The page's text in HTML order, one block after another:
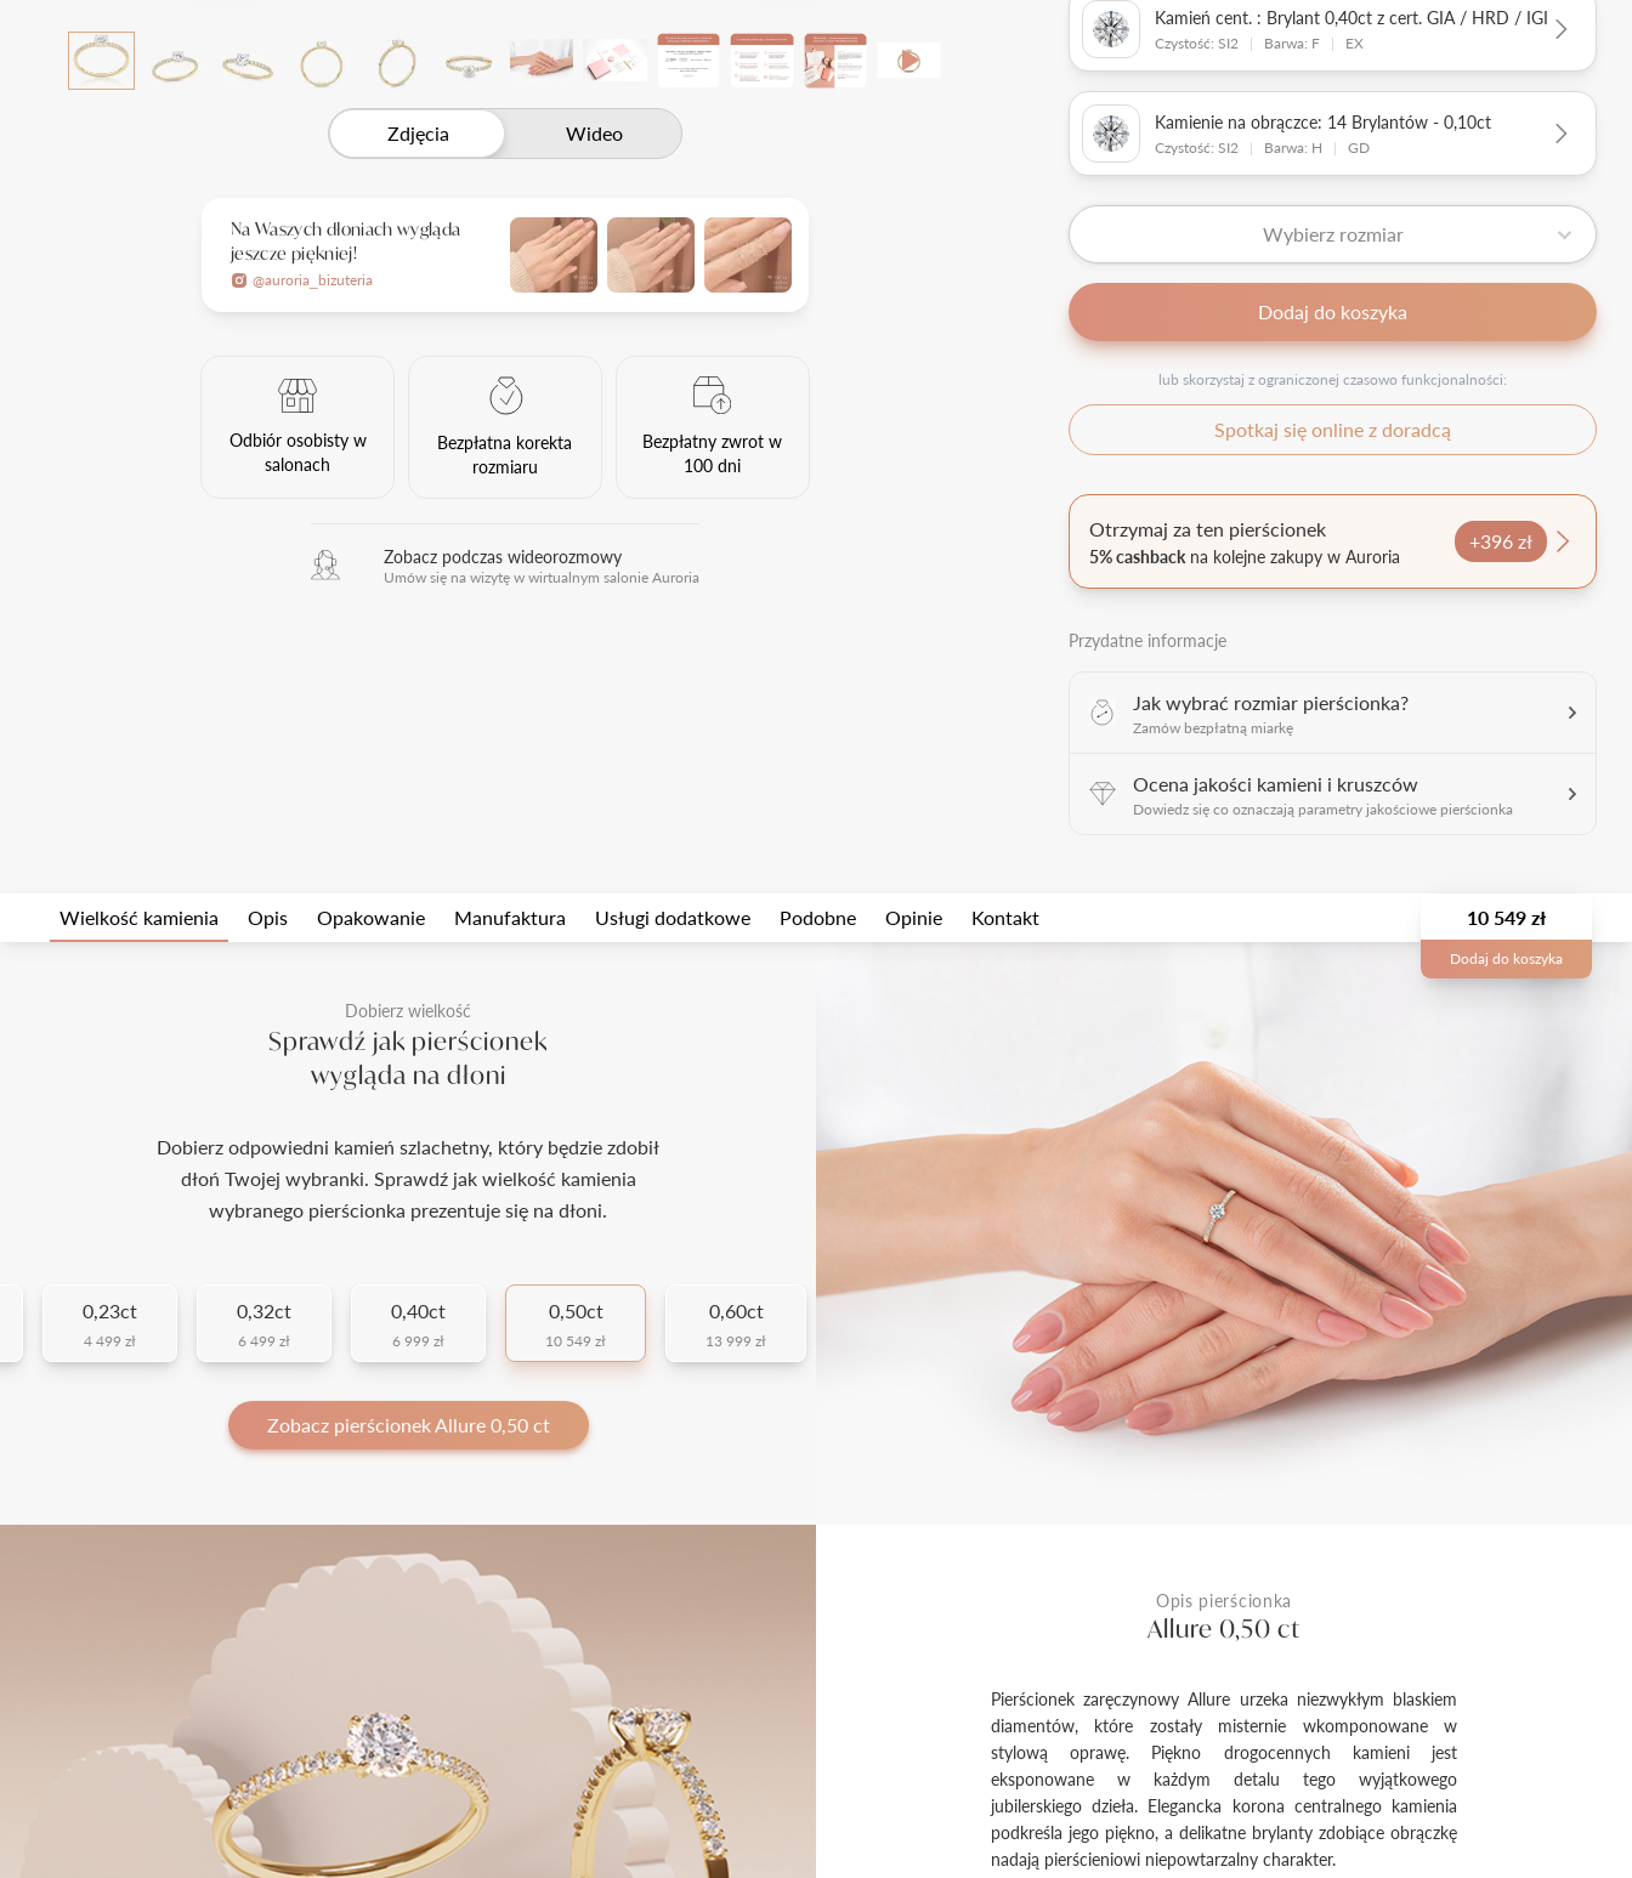
Zdjęcia Wideo
Na Waszych dłoniach wygląda
jeszcze piękniej!
@auroria_bizuteria
Odbiór osobisty w
salonach
Bezpłatna korekta
rozmiaru
Bezpłatny zwrot w
100 dni
Zobacz podczas wideorozmowy
Umów się na wizytę w wirtualnym salonie Auroria
Kamień cent. : Brylant 0,40ct z cert. GIA / HRD / IGI
Czystość: SI2 | Barwa: F | EX
Kamienie na obrączce: 14 Brylantów - 0,10ct
Czystość: SI2 | Barwa: H | GD
Wybierz rozmiar
Dodaj do koszyka
lub skorzystaj z ograniczonej czasowo funkcjonalności:
Spotkaj się online z doradcą
Otrzymaj za ten pierścionek
5% cashback na kolejne zakupy w Auroria
+396 zł
Przydatne informacje
Jak wybrać rozmiar pierścionka?
Zamów bezpłatną miarkę
Ocena jakości kamieni i kruszców
Dowiedz się co oznaczają parametry jakościowe pierścionka
Wielkość kamienia Opis Opakowanie Manufaktura Usługi dodatkowe Podobne Opinie Kontakt 10 549 zł
Dodaj do koszyka
Dobierz wielkość
Sprawdź jak pierścionek
wygląda na dłoni
Dobierz odpowiedni kamień szlachetny, który będzie zdobił
dłoń Twojej wybranki. Sprawdź jak wielkość kamienia
wybranego pierścionka prezentuje się na dłoni.
0,23ct
4 499 zł
0,32ct
6 499 zł
0,40ct
6 999 zł
0,50ct
10 549 zł
0,60ct
13 999 zł
Zobacz pierścionek Allure 0,50 ct
Opis pierścionka
Allure 0,50 ct
Pierścionek zaręczynowy Allure urzeka niezwykłym blaskiem
diamentów, które zostały misternie wkomponowane w
stylową oprawę. Piękno drogocennych kamieni jest
eksponowane w każdym detalu tego wyjątkowego
jubilerskiego dzieła. Elegancka korona centralnego kamienia
podkreśla jego piękno, a delikatne brylanty zdobiące obrączkę
nadają pierścieniowi niepowtarzalny charakter.